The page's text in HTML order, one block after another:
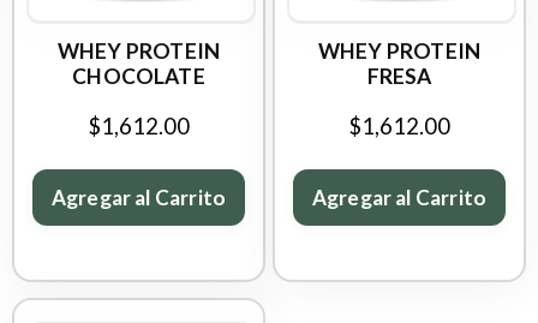
WHEY PROTEIN
CHOCOLATE
$1,612.00
Agregar al Carrito
WHEY PROTEIN
FRESA
$1,612.00
Agregar al Carrito